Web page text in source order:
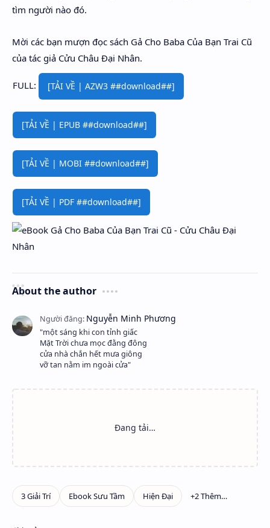
tìm người nào đó.
Mời các bạn mượn đọc sách Gả Cho Baba Của Bạn Trai Cũ
của tác giả Cửu Châu Đại Nhân.
FULL: [TẢI VỀ | AZW3 ##download##]
[TẢI VỀ | EPUB ##download##]
[TẢI VỀ | MOBI ##download##]
[TẢI VỀ | PDF ##download##]
About the author
"một sáng khi con tỉnh giấc
Mặt Trời chưa mọc đằng đông
cửa nhà chắn hết mưa giông
vỡ tan nằm im ngoài cửa"